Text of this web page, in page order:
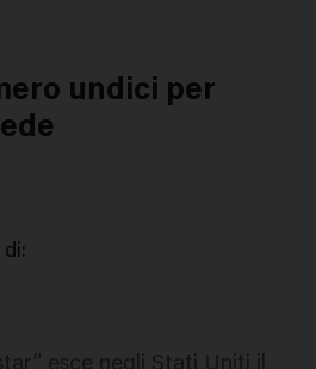
undici per
esce negli Stati Uniti il